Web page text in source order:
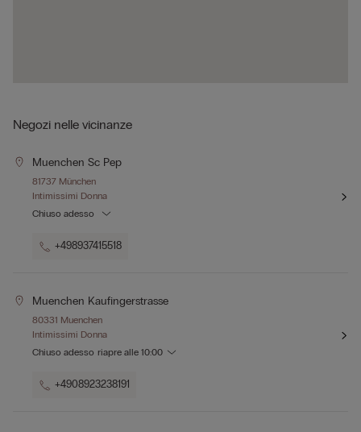
Negozi nelle vicinanze
Muenchen Sc Pep
81737 München
Intimissimi Donna
Chiuso adesso
+498937415518
Muenchen Kaufingerstrasse
80331 Muenchen
Intimissimi Donna
Chiuso adesso riapre alle 10:00
+4908923238191